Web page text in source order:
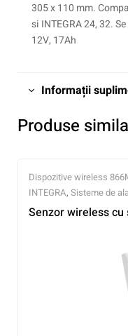
305 x 110 mm.
si INTEGRA 24, 32.
12V, 17Ah
Informații
Produse
Dispozitive wireless
INTEGRA, Sisteme de
Senzor wireless